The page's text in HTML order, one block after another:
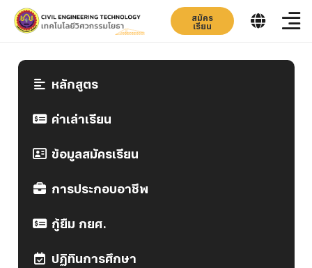
สมัคร
เรียน
หลักสูตร
ค่าเล่าเรียน
ข้อมูลสมัครเรียน
การประกอบอาชีพ
กู้ยืม กยศ.
ปฏิทินการศึกษา